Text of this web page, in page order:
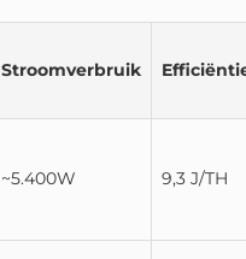
Stroomverbruik
~5.400W 9,3 J/TH